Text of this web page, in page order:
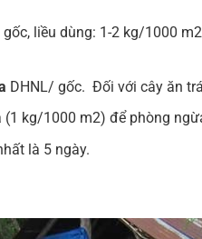
liều dùng: 1-2 kg/1000
DHNL/ gốc. Đối với cây ăn
kg/1000 m2) để phòng
là 5 ngày.